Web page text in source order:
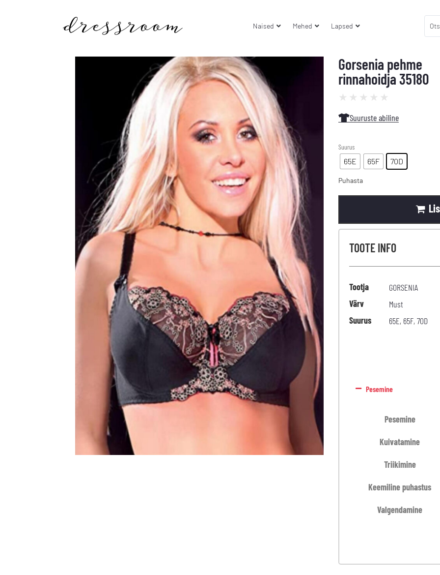
Naised Mehed Lapsed
Gorsenia pehme
rinnahoidja 35180
★ ★ ★ ★ ★
Suuruste abiline
Suurus
65E 65F 70D
Puhasta
TOOTE INFO
Tootja
GORSENIA
Värv
Must
Suurus
65E, 65F,70D
Pesemine
Pesemine
Kuivatamine
Triikimine
Keemiline puhastus
Valgendamine